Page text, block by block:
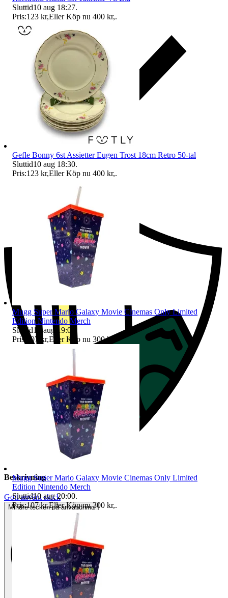
Ersättning om du inte får din vara
Beskrivning
Gott använt skick
Mindre tecken på användning
Sluttid10 aug 18:27.
Pris:123 kr,Eller Köp nu 400 kr,.
Gefle Bonny 6st Assietter Eugen Trost 18cm Retro 50-tal
Sluttid10 aug 18:30.
Pris:123 kr,Eller Köp nu 400 kr,.
Mugg Super Mario Galaxy Movie Cinemas Only Limited
Edition Nintendo Merch
Sluttid10 aug 19:01
.
Pris:
107 kr,Eller Köp nu 300 kr
Mugg Super Mario Galaxy Movie Cinemas Only Limited
Edition Nintendo Merch
Sluttid10 aug 20:00.
Pris:107 kr,Eller Köp nu 300 kr,.